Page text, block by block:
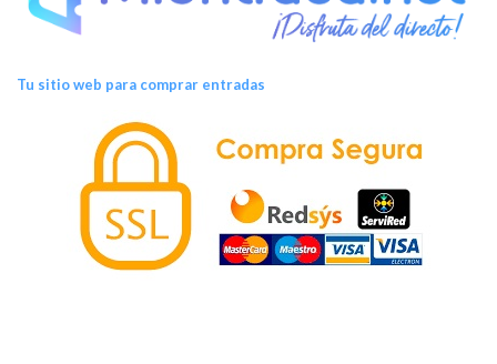
Tu sitio web para comprar entradas